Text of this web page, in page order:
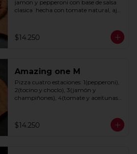
jamon y pepperoni con base de salsa
clasica  hecha con tomate natural, ajo,
$14.250
Amazing one M
Pizza cuatro estaciones: 1(pepperoni),
2(tocino y choclo), 3(jamón y
champiñones), 4(tomate y aceitunas
oregano y especias.
$14.250